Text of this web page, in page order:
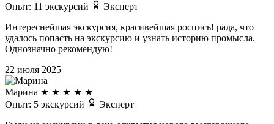
Опыт: 11 экскурсий
Эксперт
Интереснейшая экскурсия, красивейшая роспись! рада, что
удалось попасть на экскурсию и узнать историю промысла.
Однозначно рекомендую!
22 июля 2025
Марина ★ ★ ★ ★ ★
Опыт: 5 экскурсий
Эксперт